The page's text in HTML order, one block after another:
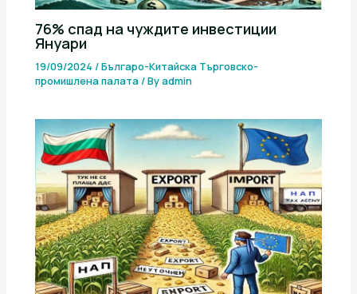
76% спад на чуждите инвестиции
Януари
19/09/2024/Българо-Китайска Търговско-
промишлена палaта/ Byadmin